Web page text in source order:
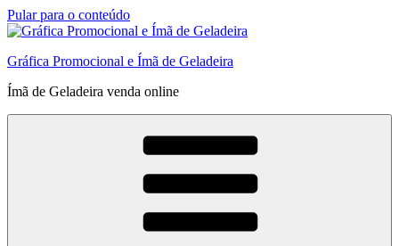
Pular para o conteúdo
Gráfica Promocional e Ímã de Geladeira
Ímã de Geladeira venda online